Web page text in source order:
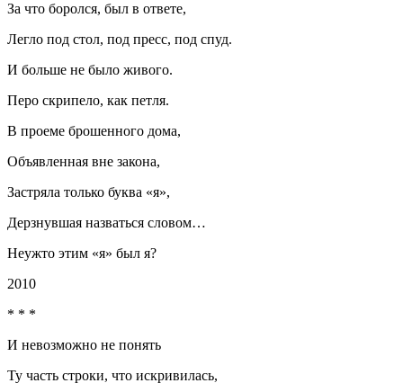
За что боролся, был в ответе,
Легло под стол, под пресс, под спуд.
И больше не было живого.
Перо скрипело, как петля.
В проеме брошенного дома,
Объявленная вне закона,
Застряла только буква «я»,
Дерзнувшая назваться словом…
Неужто этим «я» был я?
2010
* * *
И невозможно не понять
Ту часть строки, что искривилась,